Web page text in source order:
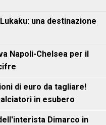
una destinazione
Napoli-Chelsea per il
di euro da tagliare!
in esubero
Dimarco in